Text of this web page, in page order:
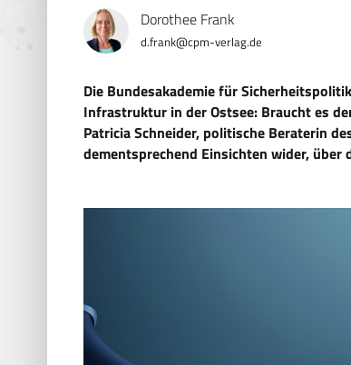
Dorothee Frank
d.frank@cpm-verlag.de
Die Bundesakademie für
Infrastruktur in der Ostsee: Braucht es
Patricia Schneider, politische Beraterin
dementsprechend Einsichten wider,